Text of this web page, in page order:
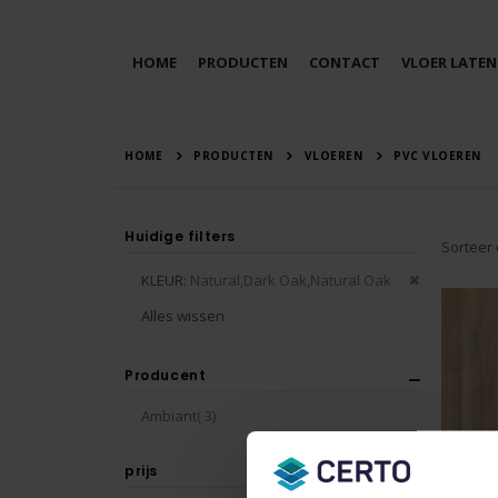
HOME PRODUCTEN CONTACT VLOER
HOME PRODUCTEN VLOEREN PVC VLOEREN
Sorteer
Huidige filters
KLEUR Natural,Dark Oak,Natural Oak
Alles wissen
Producent
Ambiant 3producten
prijs